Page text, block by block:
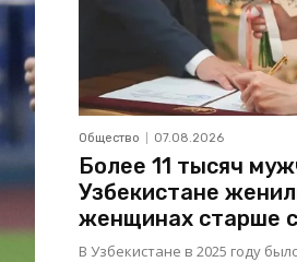
Общество 07.08.2026
Более 11 тысяч
Узбекистане
женщинах старше
В Узбекистане в 2025 году